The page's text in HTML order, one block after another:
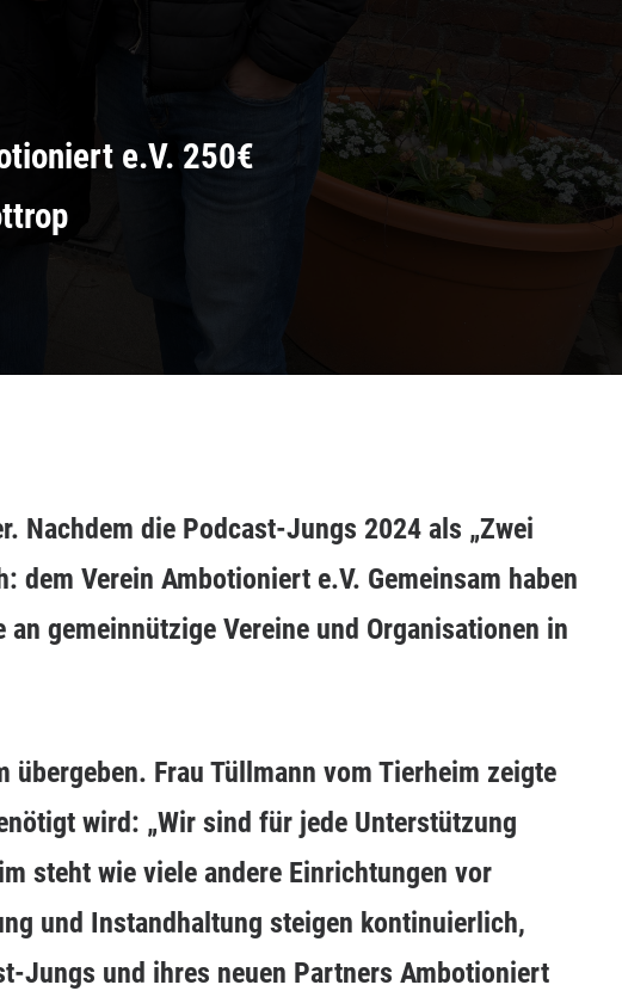
e.V. 250€
Nachdem die Podcast-Jungs 2024 als „Zwei
dem Verein Ambotioniert e.V. Gemeinsam haben
gemeinnützige Vereine und Organisationen in
Frau Tüllmann vom Tierheim zeigte
wird: „Wir sind für jede Unterstützung
steht wie viele andere Einrichtungen vor
und Instandhaltung steigen kontinuierlich,
Jungs und ihres neuen Partners Ambotioniert